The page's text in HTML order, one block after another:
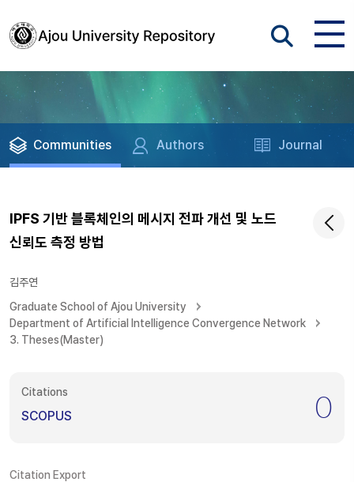
Communities Authors Journal
IPFS 기반 블록체인의 메시지 전파 개선 및 노드
신뢰도 측정 방법
김주연
Graduate School of Ajou University
Department of Artificial Intelligence Convergence Network
3. Theses(Master)
Citations
SCOPUS 0
Citation Export